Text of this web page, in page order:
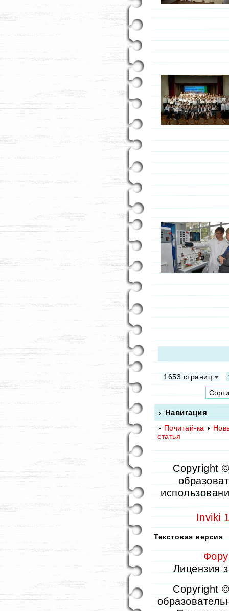
1653 страниц
Навигация
Почитай-ка
статья
Copyright
Inviki
Текстовая версия
Лицензия
Copyright